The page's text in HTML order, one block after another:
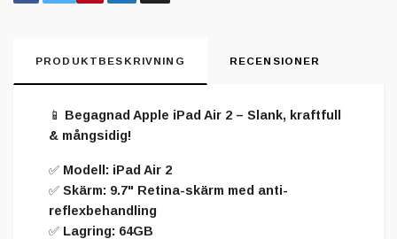
PRODUKTBESKRIVNING RECENSIONER
📱 Begagnad Apple iPad Air 2 – Slank, kraftfull
& mångsidig!
✅ Modell: iPad Air 2
✅ Skärm: 9.7" Retina-skärm med anti-
reflexbehandling
✅ Lagring: 64GB